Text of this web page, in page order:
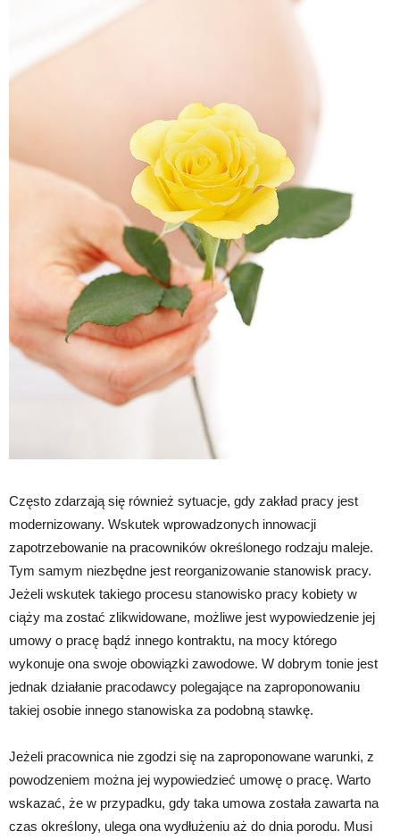
Często zdarzają się również sytuacje, gdy zakład pracy jest
modernizowany. Wskutek wprowadzonych innowacji
zapotrzebowanie na pracowników określonego rodzaju maleje.
Tym samym niezbędne jest reorganizowanie stanowisk pracy.
Jeżeli wskutek takiego procesu stanowisko pracy kobiety w
ciąży ma zostać zlikwidowane, możliwe jest wypowiedzenie jej
umowy o pracę bądź innego kontraktu, na mocy którego
wykonuje ona swoje obowiązki zawodowe. W dobrym tonie jest
jednak działanie pracodawcy polegające na zaproponowaniu
takiej osobie innego stanowiska za podobną stawkę.
Jeżeli pracownica nie zgodzi się na zaproponowane warunki, z
powodzeniem można jej wypowiedzieć umowę o pracę. Warto
wskazać, że w przypadku, gdy taka umowa została zawarta na
czas określony, ulega ona wydłużeniu aż do dnia porodu. Musi